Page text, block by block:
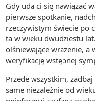
Gdy uda ci się nawiązać
pierwsze spotkanie,
rzeczywistym świecie po
ta w wieku dwudziestu
olśniewające wrażenie, a
weryfikację wstępnej
Przede wszystkim,
same niezależnie od